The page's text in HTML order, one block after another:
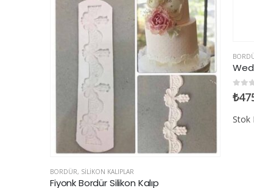
SILIKON KALIPLAR
Wedding Bordür-2 Silikon Kalıp
5 üzerinden
475,00 +KDV
Stok Kodu:BRD004